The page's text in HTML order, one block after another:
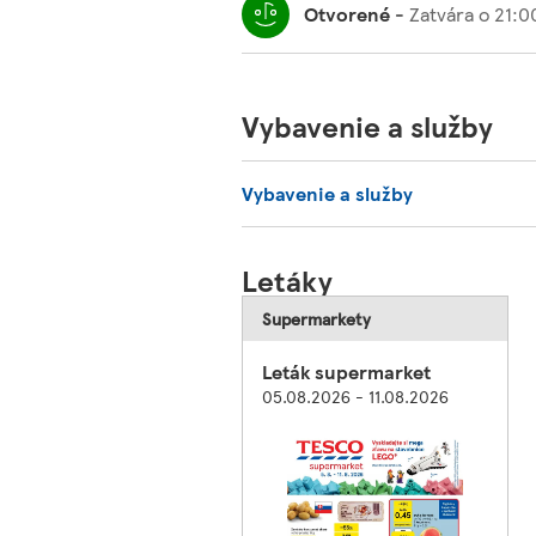
Otvorené - Zatvára o
Vybavenie a služby
Vybavenie a služby
Letáky
Supermarkety
Leták supermarket
05.08.2026 - 11.08.2026